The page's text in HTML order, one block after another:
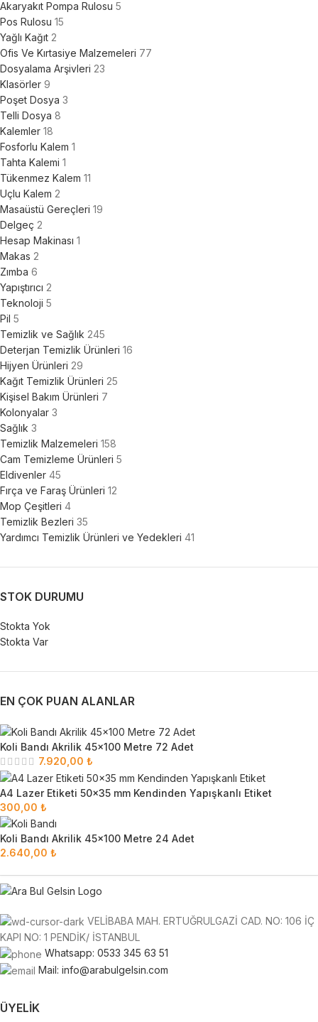
Akaryakıt Pompa Rulosu 5
Pos Rulosu 15
Yağlı Kağıt 2
Ofis Ve Kırtasiye Malzemeleri 77
Dosyalama Arşivleri 23
Klasörler 9
Poşet Dosya 3
Telli Dosya 8
Kalemler 18
Fosforlu Kalem 1
Tahta Kalemi 1
Tükenmez Kalem 11
Uçlu Kalem 2
Masaüstü Gereçleri 19
Delgeç 2
Hesap Makinası 1
Makas 2
Zımba 6
Yapıştırıcı 2
Teknoloji 5
Pil 5
Temizlik ve Sağlık 245
Deterjan Temizlik Ürünleri 16
Hijyen Ürünleri 29
Kağıt Temizlik Ürünleri 25
Kişisel Bakım Ürünleri 7
Kolonyalar 3
Sağlık 3
Temizlik Malzemeleri 158
Cam Temizleme Ürünleri 5
Eldivenler 45
Fırça ve Faraş Ürünleri 12
Mop Çeşitleri 4
Temizlik Bezleri 35
Yardımcı Temizlik Ürünleri ve Yedekleri 41
STOK DURUMU
Stokta Yok
Stokta Var
EN ÇOK PUAN ALANLAR
Koli Bandı Akrilik 45x100 Metre 72 Adet
7.920,00 ₺
A4 Lazer Etiketi 50x35 mm Kendinden Yapışkanlı Etiket
300,00 ₺
Koli Bandı Akrilik 45x100 Metre 24 Adet
2.640,00 ₺
VELİBABA MAH. ERTUĞRULGAZİ CAD. NO: 106 İÇ
KAPI NO: 1 PENDİK/ İSTANBUL
Whatsapp: 0533 345 63 51
Mail: info@arabulgelsin.com
ÜYELIK